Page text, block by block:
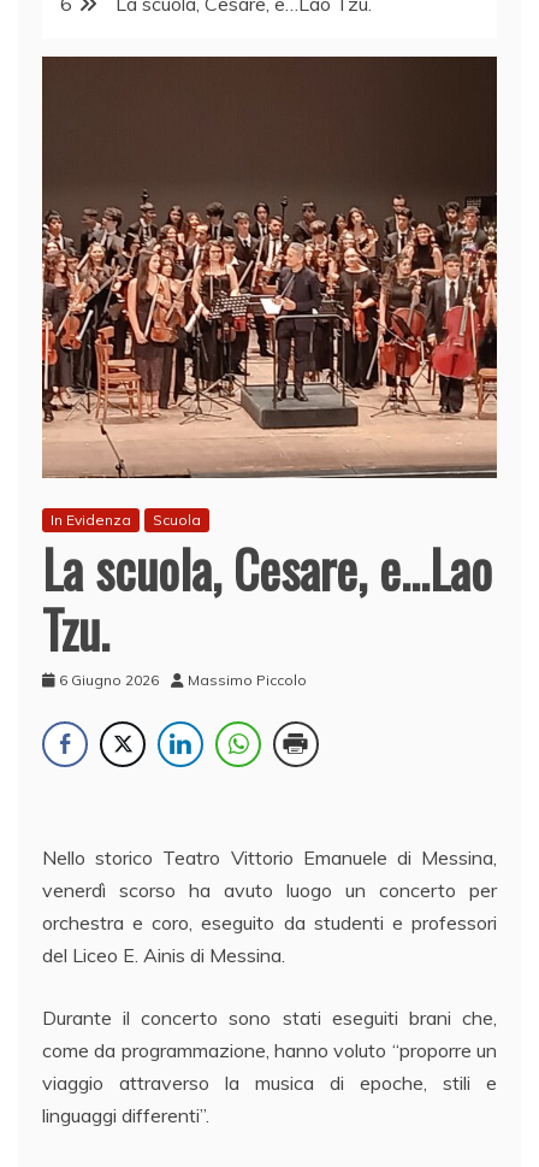
In Evidenza Scuola
La scuola, Cesare, e…Lao
Tzu.
6 Giugno 2026 Massimo Piccolo
Nello storico Teatro Vittorio Emanuele di Messina,
venerdì scorso ha avuto luogo un concerto per
orchestra e coro, eseguito da studenti e professori
del Liceo E. Ainis di Messina.
Durante il concerto sono stati eseguiti brani che,
come da programmazione, hanno voluto “proporre un
viaggio attraverso la musica di epoche, stili e
linguaggi differenti”.